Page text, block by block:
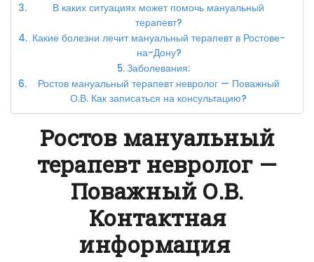
В каких ситуациях может помочь мануальный
терапевт?
Какие болезни лечит мануальный терапевт в Ростове-
на-Дону?
Заболевания:
Ростов мануальный терапевт невролог — Поважный
О.В. Как записаться на консультацию?
Ростов мануальный
терапевт невролог —
Поважный О.В.
Контактная
информация